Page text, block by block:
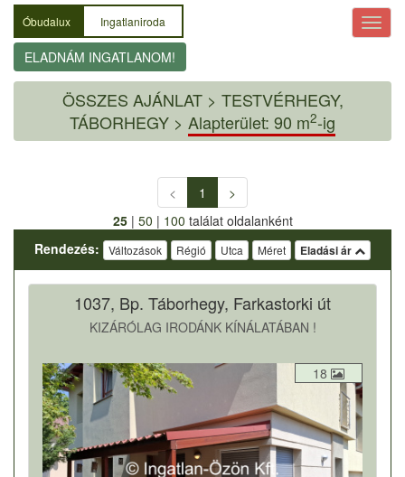
Óbudalux Ingatlaniroda
ELADNÁM INGATLANOM!
ÖSSZES AJÁNLAT> TESTVÉRHEGY,
TÁBORHEGY > Alapterület: 90 m2-ig
< 1
>
25| 50 | 100 találat oldalanként
Rendezés:
Változások Régió Utca Méret Eladási ár
1037, Bp. Táborhegy, Farkastorki út
KIZÁRÓLAG IRODÁNK KÍNÁLATÁBAN !
18